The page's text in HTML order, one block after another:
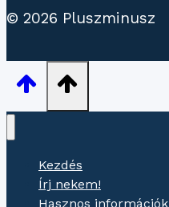
© 2026 Pluszminusz
Kezdés
Írj nekem!
Hasznos információk